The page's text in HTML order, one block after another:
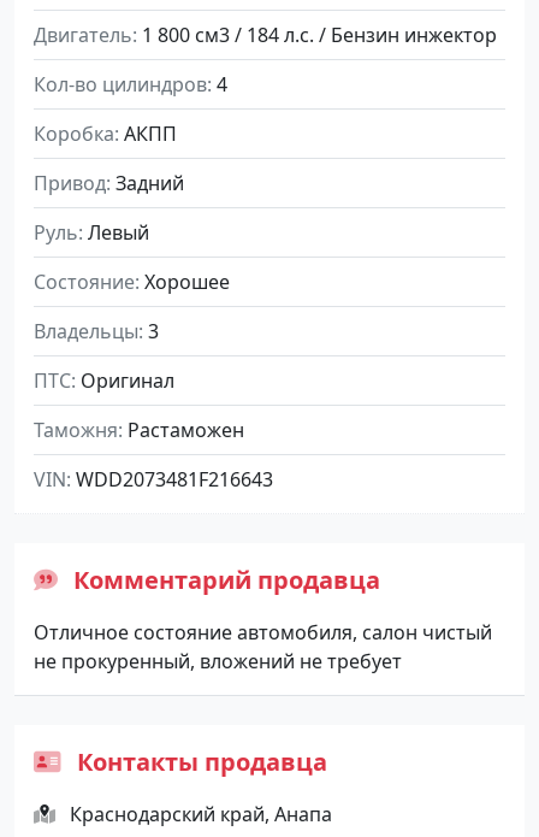
Двигатель 1 800 см3 / 184 л.с. / Бензин инжектор
Кол-во цилиндров 4
Коробка АКПП
Привод Задний
Руль Левый
Состояние Хорошее
Владельцы 3
ПТС Оригинал
Таможня Растаможен
VIN WDD2073481F216643
Комментарий продавца
Отличное состояние автомобиля, салон чистый
не прокуренный, вложений не требует
Контакты продавца
Краснодарский край, Анапа